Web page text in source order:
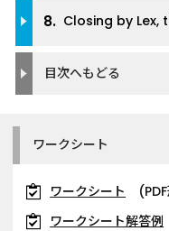
8. Closing by Lex,
目次へもどる
ワークシート
ワークシート
ワークシート解答例